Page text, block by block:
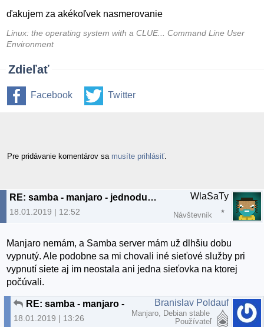
ďakujem za akékoľvek nasmerovanie
Linux: the operating system with a CLUE... Command Line User
Environment
Zdieľať
Facebook Twitter
Pre pridávanie komentárov sa musíte prihlásiť
RE: samba - manjaro - jednoducho sa deaktivuje
18.01.2019 | 12:52
WlaSaTy
Návštevník
Manjaro nemám, a Samba server mám už dlhšiu dobu
vypnutý. Ale podobne sa mi chovali iné sieťové služby pri
vypnutí siete aj im neostala ani jedna sieťovka na ktorej
počúvali.
RE: samba - manjaro - jednoducho sa deaktivuje
18.01.2019 | 13:26
Branislav Poldauf
Manjaro, Debian stable
Používateľ